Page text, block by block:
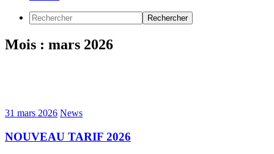
Mois : mars 2026
31 mars 2026 News
NOUVEAU TARIF 2026